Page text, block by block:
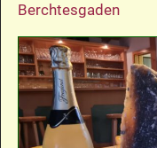
Berchtesgaden